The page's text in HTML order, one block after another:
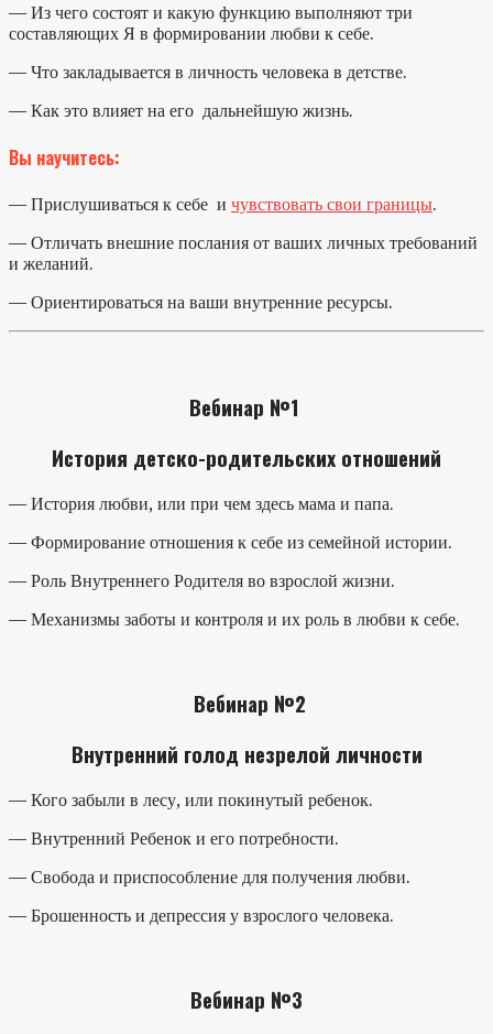
— Из чего состоят и какую функцию выполняют три
составляющих Я в формировании любви к себе.
— Что закладывается в личность человека в детстве.
— Как это влияет на его дальнейшую жизнь.
Вы научитесь:
— Прислушиваться к себе и чувствовать свои границы.
— Отличать внешние послания от ваших личных требований
и желаний.
— Ориентироваться на ваши внутренние ресурсы.
Вебинар №1
История детско-родительских отношений
— История любви, или при чем здесь мама и папа.
— Формирование отношения к себе из семейной истории.
— Роль Внутреннего Родителя во взрослой жизни.
— Механизмы заботы и контроля и их роль в любви к себе.
Вебинар №2
Внутренний голод незрелой личности
— Кого забыли в лесу, или покинутый ребенок.
— Внутренний Ребенок и его потребности.
— Свобода и приспособление для получения любви.
— Брошенность и депрессия у взрослого человека.
Вебинар №3